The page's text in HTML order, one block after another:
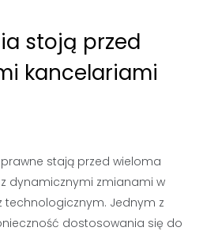
stoją przed
kancelariami
stają przed wieloma
dynamicznymi zmianami w
Jednym z
dostosowania się do